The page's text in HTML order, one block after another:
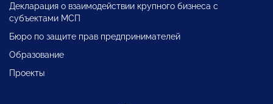
Декларация о взаимодействии крупного бизнеса с
субъектами МСП
Бюро по защите прав предпринимателей
Образование
Проекты